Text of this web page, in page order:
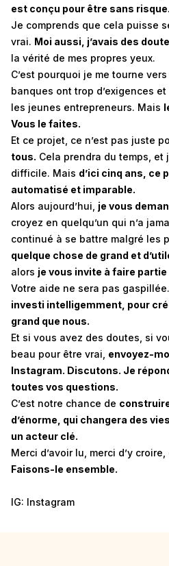
est conçu pour être sans risque.
Je comprends que cela puisse
vrai. Moi aussi, j’avais des
la vérité de mes propres yeux.
C’est pourquoi je me tourne vers
banques ont trop d’exigences
les jeunes entrepreneurs. Mais
Vous le faites.
Et ce projet, ce n’est pas juste
tous. Cela prendra du temps, et
difficile. Mais d’ici cinq ans, ce
automatisé et imparable.
Alors aujourd’hui, je vous
croyez en quelqu’un qui n’a
continué à se battre malgré les
quelque chose de grand et
alors je vous invite à faire
Votre aide ne sera pas gaspillée.
investi intelligemment, pour
grand que nous.
Et si vous avez des doutes, si
beau pour être vrai, envoyez-
Instagram. Discutons. Je
toutes vos questions.
C’est notre chance de
d’énorme, qui changera des
un acteur clé.
Merci d’avoir lu, merci d’y croire,
Faisons-le ensemble.
IG: Instagram